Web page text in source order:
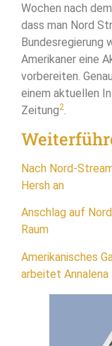
Wochen nach
dass man Nord
Bundesregierung
Amerikaner eine
vorbereiten.
einem aktuellen
Zeitung2
Nach Nord-
Hersh an
Anschlag auf
Raum
Amerikanisches
arbeitet Annalena